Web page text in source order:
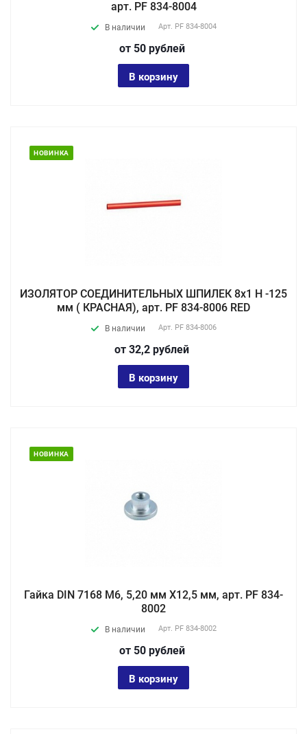
арт. PF 834-8004
В наличии Арт. PF 834-8004
от 50 рублей
В корзину
НОВИНКА
ИЗОЛЯТОР СОЕДИНИТЕЛЬНЫХ ШПИЛЕК 8х1 Н -125
мм ( КРАСНАЯ), арт. PF 834-8006 RED
В наличии Арт. PF 834-8006
от 32,2 рублей
В корзину
НОВИНКА
Гайка DIN 7168 М6, 5,20 мм X12,5 мм, арт. PF 834-
8002
В наличии Арт. PF 834-8002
от 50 рублей
В корзину